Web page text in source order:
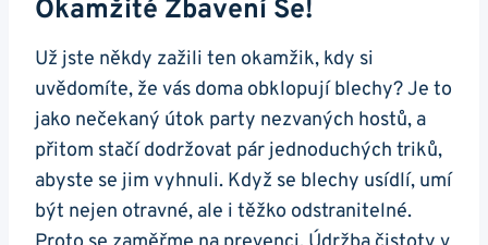
Okamžité Zbavení Se!
Už jste někdy zažili ten okamžik, kdy si
uvědomíte, že vás doma obklopují blechy? Je to
jako nečekaný útok party nezvaných hostů, a
přitom stačí dodržovat pár jednoduchých triků,
abyste se jim vyhnuli. Když se blechy usídlí, umí
být nejen otravné, ale i těžko odstranitelné.